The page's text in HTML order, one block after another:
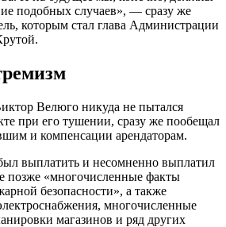
подобных случаев», — сразу же
которым стал глава Администрации
Велюго никуда не пытался
при его тушении, сразу же пообещал
и компенсации арендаторам.
выплатить и несомненно выплатил
позже «многочисленные факты
безопасности», а также
многочисленные
магазинов и ряд других